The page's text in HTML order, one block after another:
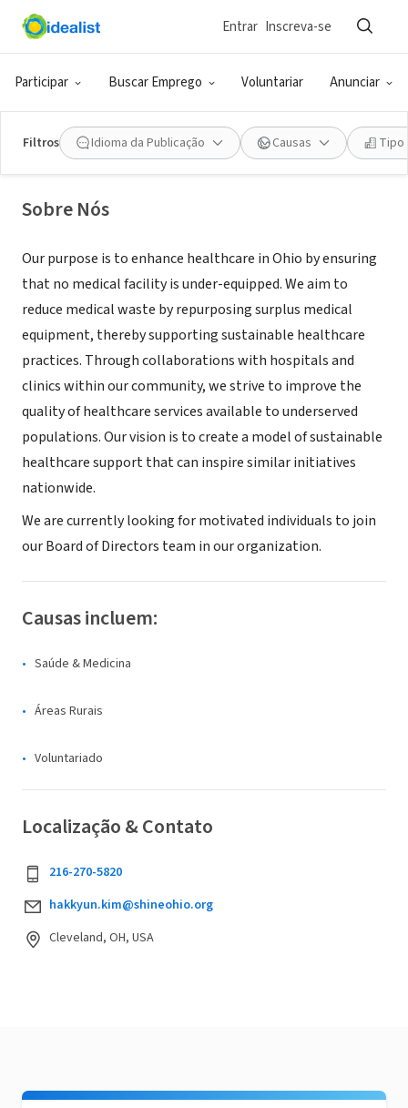
Participar Buscar Emprego Voluntariar Anunciar
Entrar Inscreva-se
Filtros Idioma da Publicação Causas Tipo
ONG (SETOR SOCIAL)
Sharing Hope, Instruments, and
Necessary Equipment (SHINE)
Cleveland, OH|www.shineohio.org/
Sobre Nós
Our purpose is to enhance healthcare in Ohio by ensuring
that no medical facility is under-equipped. We aim to
reduce medical waste by repurposing surplus medical
equipment, thereby supporting sustainable healthcare
practices. Through collaborations with hospitals and
clinics within our community, we strive to improve the
quality of healthcare services available to underserved
populations. Our vision is to create a model of sustainable
healthcare support that can inspire similar initiatives
nationwide.
We are currently looking for motivated individuals to join
our Board of Directors team in our organization.
Causas incluem:
Saúde & Medicina
Áreas Rurais
Voluntariado
Localização & Contato
216-270-5820
hakkyun.kim@shineohio.org
Cleveland, OH, USA